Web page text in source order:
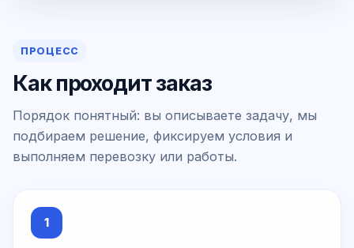
ПРОЦЕСС
Как проходит заказ
Порядок понятный: вы описываете задачу, мы
подбираем решение, фиксируем условия и
выполняем перевозку или работы.
1